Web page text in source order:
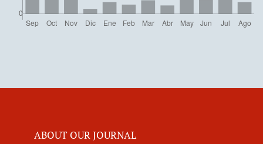
ABOUT OUR JOURNAL